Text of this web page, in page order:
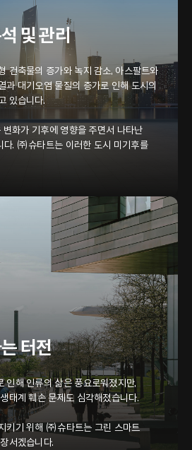
및 관리
건축물의 증가와 녹지 감소, 아스팔트와
과 대기오염 물질의 증가로 인해 도시의
있습니다.
변화가 기후에 영향을 주면서 나타난
다. ㈜슈타트는 이러한 도시 미기후를
터전
인해 인류의 삶은 풍요로워졌지만,
태계 훼손 문제도 심각해졌습니다.
키기 위해 ㈜슈타트는 그린 스마트
서겠습니다.